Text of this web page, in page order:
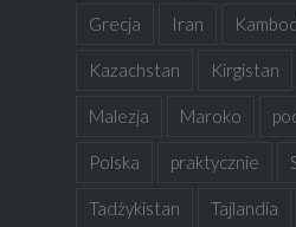
Grecja Iran
Kazachstan Kirgistan
Malezja Maroko
Polska praktycznie
Tadżykistan Tajlandia